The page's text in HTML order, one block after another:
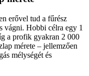
erővel tud a fűrész
vágni. Hobbi célra egy 1
a profik gyakran 2 000
mérete – jellemzően
mélységét és